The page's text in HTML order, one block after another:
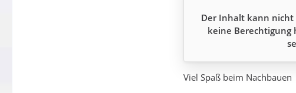
Der Inhalt kann nicht
keine Berechtigung
Viel Spaß beim Nachbauen